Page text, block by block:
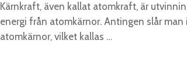
Kärnkraft, även kallat atomkraft, är
energi från atomkärnor. Antingen slår
atomkärnor, vilket kallas …